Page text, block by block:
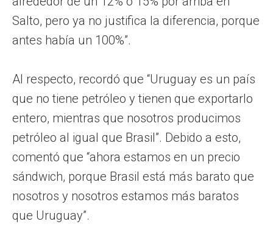
Salto, pero ya no justifica la diferencia, porque
antes había un 100%”.
Al respecto, recordó que “Uruguay es un país
que no tiene petróleo y tienen que exportarlo
entero, mientras que nosotros producimos
petróleo al igual que Brasil”. Debido a esto,
comentó que “ahora estamos en un precio
sándwich, porque Brasil está más barato que
nosotros y nosotros estamos más baratos
que Uruguay”.